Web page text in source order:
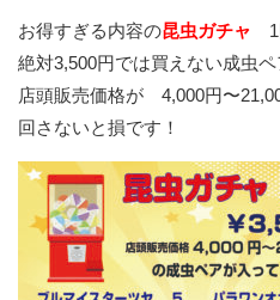
お得すぎる内容の昆虫ガチャ
1
絶対3,500円では買えない成虫
店頭販売価格が 4,000円〜
回さないと損です！